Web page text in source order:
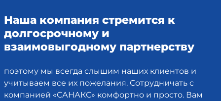
Наша компания стремится к
долгосрочному и
взаимовыгодному партнерству
поэтому мы всегда слышим наших клиентов и
учитываем все их пожелания. Сотрудничать с
компанией «САНАКС» комфортно и просто. Вам